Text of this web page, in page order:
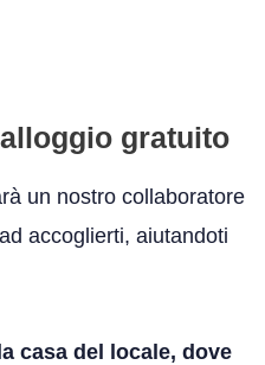
gratuito
un nostro collaboratore
accoglierti, aiutandoti
casa del locale, dove